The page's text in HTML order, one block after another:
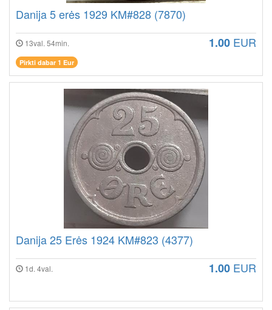
Danija 5 erės 1929 KM#828 (7870)
13val. 54min. 1.00 EUR
Pirkti dabar 1 Eur
Danija 25 Erės 1924 KM#823 (4377)
1d. 4val. 1.00 EUR